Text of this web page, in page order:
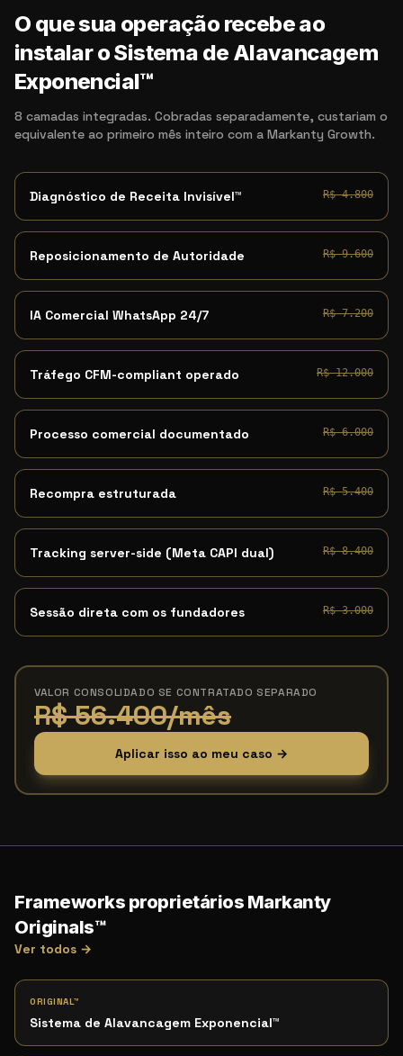
O que sua operação recebe ao
instalar o Sistema de Alavancagem
Exponencial™
8 camadas integradas. Cobradas separadamente, custariam o
equivalente ao primeiro mês inteiro com a Markanty Growth.
Diagnóstico de Receita Invisível™ R$ 4.800
Reposicionamento de Autoridade R$ 9.600
IA Comercial WhatsApp 24/7 R$ 7.200
Tráfego CFM-compliant operado R$ 12.000
Processo comercial documentado R$ 6.000
Recompra estruturada R$ 5.400
Tracking server-side (Meta CAPI dual) R$ 8.400
Sessão direta com os fundadores R$ 3.000
VALOR CONSOLIDADO SE CONTRATADO SEPARADO
R$ 56.400/mês
Aplicar isso ao meu caso →
Frameworks proprietários Markanty
Originals™
Ver todos →
ORIGINAL™
Sistema de Alavancagem Exponencial™